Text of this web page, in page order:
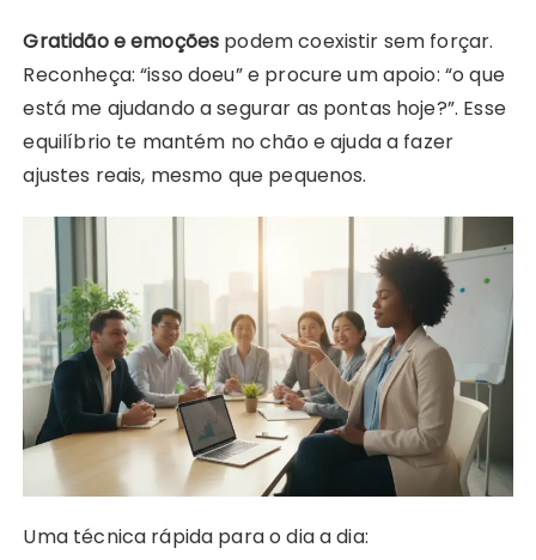
Gratidão e emoções podem coexistir sem forçar.
Reconheça: “isso doeu” e procure um apoio: “o que
está me ajudando a segurar as pontas hoje?”. Esse
equilíbrio te mantém no chão e ajuda a fazer
ajustes reais, mesmo que pequenos.
Uma técnica rápida para o dia a dia: